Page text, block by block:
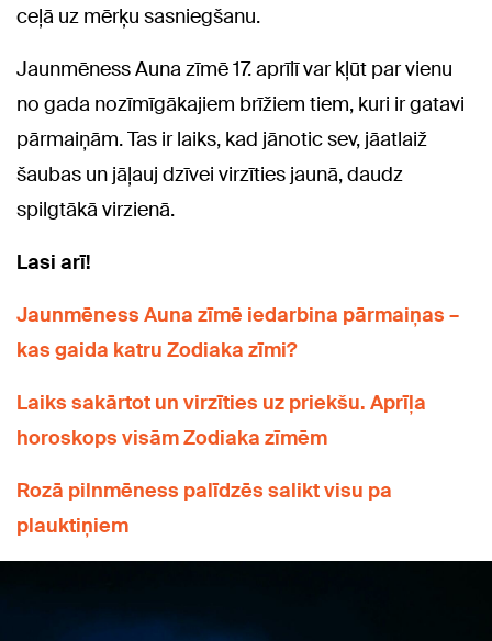
ceļā uz mērķu sasniegšanu.
Jaunmēness Auna zīmē 17. aprīlī var kļūt par vienu
no gada nozīmīgākajiem brīžiem tiem, kuri ir gatavi
pārmaiņām. Tas ir laiks, kad jānotic sev, jāatlaiž
šaubas un jāļauj dzīvei virzīties jaunā, daudz
spilgtākā virzienā.
Lasi arī!
Jaunmēness Auna zīmē iedarbina pārmaiņas –
kas gaida katru Zodiaka zīmi?
Laiks sakārtot un virzīties uz priekšu. Aprīļa
horoskops visām Zodiaka zīmēm
Rozā pilnmēness palīdzēs salikt visu pa
plauktiņiem